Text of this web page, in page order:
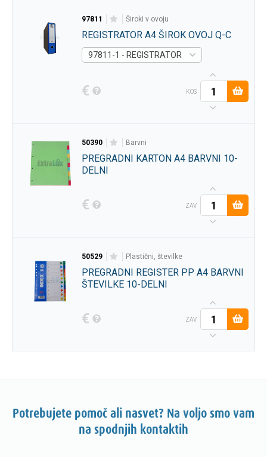
97811 široki v ovoju
REGISTRATOR A4 ŠIROK OVOJ Q-C
97811-1 - REGISTRATOR A4 ŠIROK OVOJ IDEA
€ KOS
50390 barvni
PREGRADNI KARTON A4 BARVNI 10-
DELNI
€ ZAV
50529 plastični, številke
PREGRADNI REGISTER PP A4 BARVNI
ŠTEVILKE 10-DELNI
€ ZAV
Potrebujete pomoč ali nasvet? Na voljo smo vam
na spodnjih kontaktih